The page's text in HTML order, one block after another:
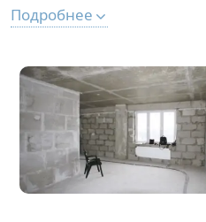
Подробнее